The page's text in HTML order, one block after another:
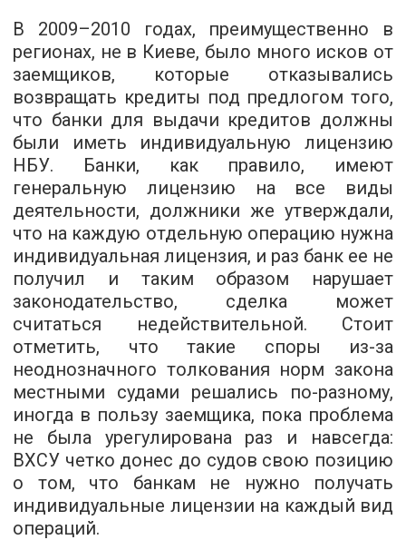
В 2009–2010 годах, преимущественно в
регионах, не в Киеве, было много исков от
заемщиков, которые отказывались
возвращать кредиты под предлогом того,
что банки для выдачи кредитов должны
были иметь индивидуальную лицензию
НБУ. Банки, как правило, имеют
генеральную лицензию на все виды
деятельности, должники же утверждали,
что на каждую отдельную операцию нужна
индивидуальная лицензия, и раз банк ее не
получил и таким образом нарушает
законодательство, сделка может
считаться недействительной. Стоит
отметить, что такие споры из-за
неоднозначного толкования норм закона
местными судами решались по-разному,
иногда в пользу заемщика, пока проблема
не была урегулирована раз и навсегда:
ВХСУ четко донес до судов свою позицию
о том, что банкам не нужно получать
индивидуальные лицензии на каждый вид
операций.